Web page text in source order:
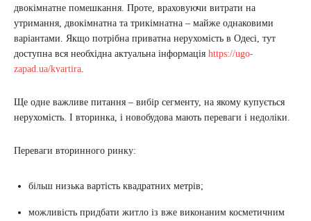
двокімнатне помешкання. Проте, враховуючи витрати на
утримання, двокімнатна та трикімнатна – майже однаковими
варіантами. Якщо потрібна приватна нерухомість в Одесі, тут
доступна вся необхідна актуальна інформація https://ugo-
zapad.ua/kvartira.
Ще одне важливе питання – вибір сегменту, на якому купується
нерухомість. І вторинка, і новобудова мають переваги і недоліки.
Переваги вторинного ринку:
більш низька вартість квадратних метрів;
можливість придбати житло із вже виконаним косметичним